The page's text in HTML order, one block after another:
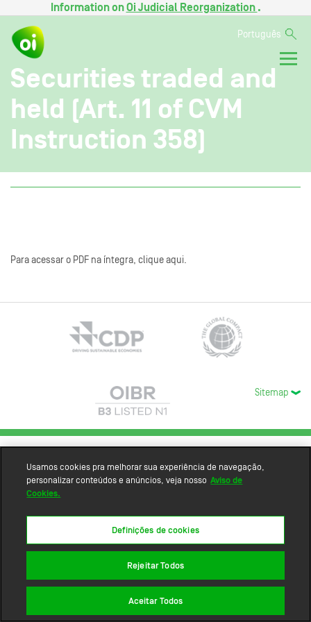
Information onOi Judicial Reorganization .
Português
Securities traded and
held (Art. 11 of CVM
Instruction 358)
Para acessar o PDF na íntegra, clique aqui.
Sitemap
Usamos cookies pra melhorar sua experiência de navegação,
personalizar conteúdos e anúncios, veja nosso Aviso de
Cookies.
Definições de cookies
Rejeitar Todos
Aceitar Todos